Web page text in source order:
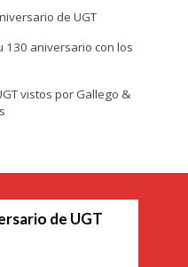
de UGT
130 aniversario con los
vistos por Gallego &
de UGT